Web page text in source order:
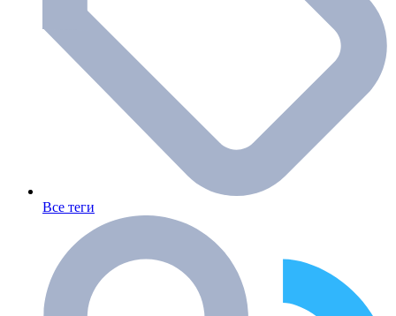
Все теги